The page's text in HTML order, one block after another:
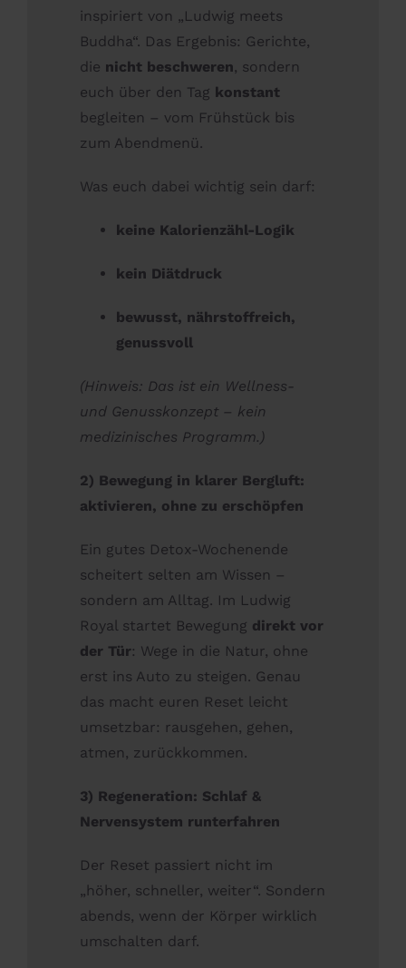
inspiriert von „Ludwig meets
Buddha“. Das Ergebnis: Gerichte,
die nicht beschweren, sondern
euch über den Tag konstant
begleiten – vom Frühstück bis
zum Abendmenü.
Was euch dabei wichtig sein darf:
keine Kalorienzähl-Logik
kein Diätdruck
bewusst, nährstoffreich,
genussvoll
(Hinweis: Das ist ein Wellness-
und Genusskonzept – kein
medizinisches Programm.)
2) Bewegung in klarer Bergluft:
aktivieren, ohne zu erschöpfen
Ein gutes Detox-Wochenende
scheitert selten am Wissen –
sondern am Alltag. Im Ludwig
Royal startet Bewegung direkt vor
der Tür: Wege in die Natur, ohne
erst ins Auto zu steigen. Genau
das macht euren Reset leicht
umsetzbar: rausgehen, gehen,
atmen, zurückkommen.
3) Regeneration: Schlaf &
Nervensystem runterfahren
Der Reset passiert nicht im
„höher, schneller, weiter“. Sondern
abends, wenn der Körper wirklich
umschalten darf.